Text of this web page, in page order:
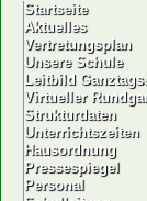
Startseite
Aktuelles
Vertretungsplan
Unsere Schule
Leitbild
Virtueller
Strukturdaten
Unterrichtszeiten
Hausordnung
Pressespiegel
Personal